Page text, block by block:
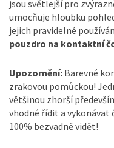
jsou světlejší pro
umocňuje hloubku
jejich pravidelné
pouzdro na kontaktní
Upozornění: Barevné
zrakovou pomůckou!
většinou zhorší
vhodné řídit a
100% bezvadně vidět!